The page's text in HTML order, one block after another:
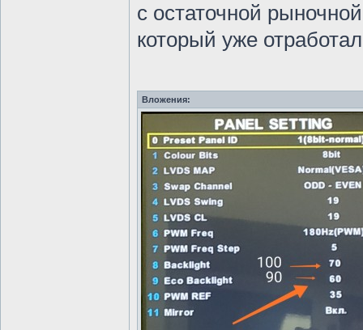
с остаточной
который уже
Вложения: